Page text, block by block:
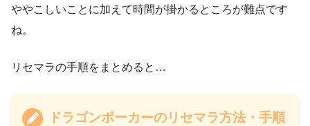
ややこしいことに加えて時間が掛かるところが難点です
ね。
リセマラの手順をまとめると…
ドラゴンポーカーのリセマラ方法・手順